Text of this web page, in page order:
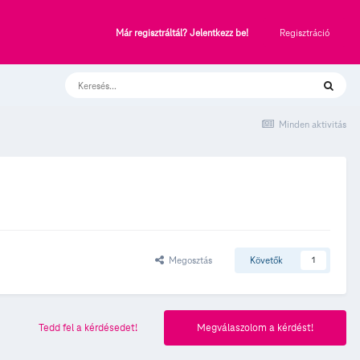
Már regisztráltál? Jelentkezz be! Regisztráció
Minden aktivitás
Megosztás Követők 1
Megválaszolom a kérdést!
Tedd fel a kérdésedet!